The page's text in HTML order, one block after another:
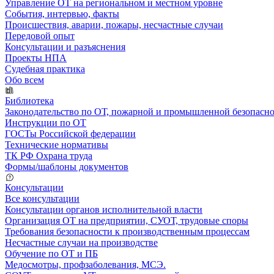
Управление ОТ на региональном и местном уровне
События, интервью, факты
Происшествия, аварии, пожары, несчастные случаи
Передовой опыт
Консультации и разъяснения
Проекты НПА
Судебная практика
Обо всем
Библиотека
Законодательство по ОТ, пожарной и промышленной
Инструкции по ОТ
ГОСТы Российской федерации
Технические нормативы
ТК РФ Охрана труда
Формы/шаблоны документов
Консультации
Все консультации
Консультации органов исполнительной власти
Организация ОТ на предприятии, СУОТ, трудовые споры
Требования безопасности к производственным процессам
Несчастные случаи на производстве
Обучение по ОТ и ПБ
Медосмотры, профзаболевания, МСЭ.